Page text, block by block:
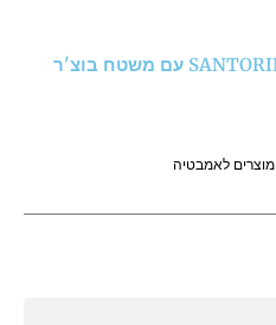
ארון תלוי סנטוריני פלאט SANTORINI עם משטח בוצ'ר
מוצרים לאמבטיה